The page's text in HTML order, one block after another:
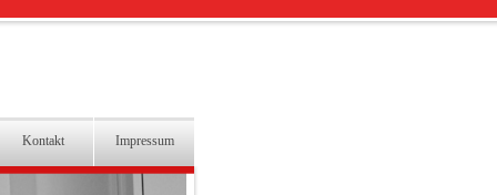
Kontakt Impressum